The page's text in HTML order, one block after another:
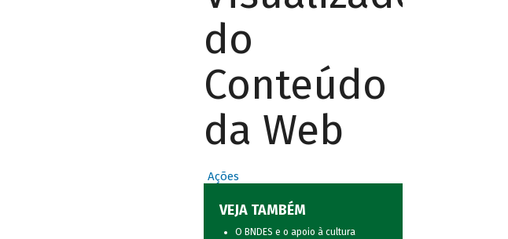
do
Conteúdo
da Web
Ações
VEJA TAMBÉM
O BNDES e o apoio à cultura